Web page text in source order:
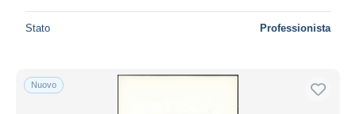
Stato Professionista
Nuovo